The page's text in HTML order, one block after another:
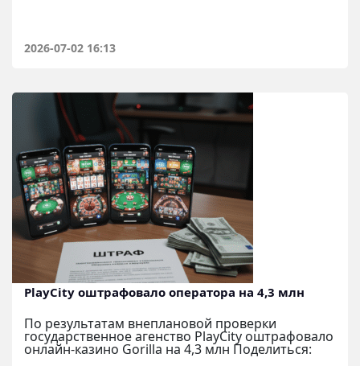
2026-07-02 16:13
PlayCity оштрафовало оператора на 4,3 млн
По результатам внеплановой проверки
государственное агенство PlayCity оштрафовало
онлайн-казино Gorilla на 4,3 млн Поделиться: